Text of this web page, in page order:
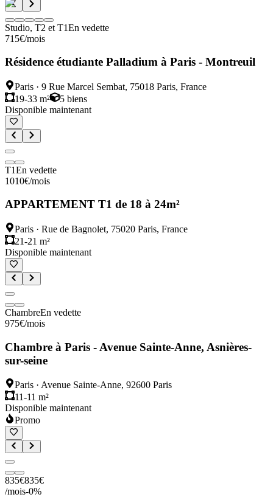
Studio, T2 et T1En vedette
715€/mois
Résidence étudiante Palladium à Paris - Montreuil
Paris · 9 Rue Marcel Sembat, 75018 Paris, France
19-33 m²
5 biens
Disponible maintenant
T1En vedette
1010€/mois
APPARTEMENT T1 de 18 à 24m²
Paris · Rue de Bagnolet, 75020 Paris, France
21-21 m²
Disponible maintenant
ChambreEn vedette
975€/mois
Chambre à Paris - Avenue Sainte-Anne, Asnières-
sur-seine
Paris · Avenue Sainte-Anne, 92600 Paris
11-11 m²
Disponible maintenant
Promo
835€835€
/mois-0%